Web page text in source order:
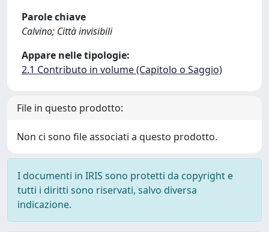
Parole chiave
Calvino; Città invisibili
Appare nelle tipologie:
2.1 Contributo in volume (Capitolo o Saggio)
File in questo prodotto:
Non ci sono file associati a questo prodotto.
I documenti in IRIS sono protetti da copyright e
tutti i diritti sono riservati, salvo diversa
indicazione.